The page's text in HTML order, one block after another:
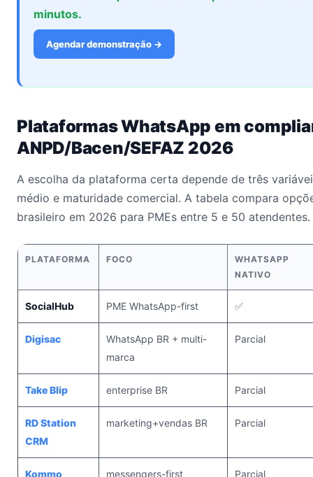
minutos.
Agendar demonstração →
Plataformas WhatsApp em
ANPD/Bacen/SEFAZ 2026
A escolha da plataforma certa depende de três
médio e maturidade comercial. A tabela compara
brasileiro em 2026 para PMEs entre 5 e 50 atendentes.
PLATAFORMA FOCO
WHATSAPP
NATIVO
SocialHub PME WhatsApp-first ✅
Digisac
WhatsApp BR + multi-
marca
Parcial
Take Blip enterprise BR Parcial
RD Station
CRM
marketing+vendas BR Parcial
Kommo messengers-first Parcial